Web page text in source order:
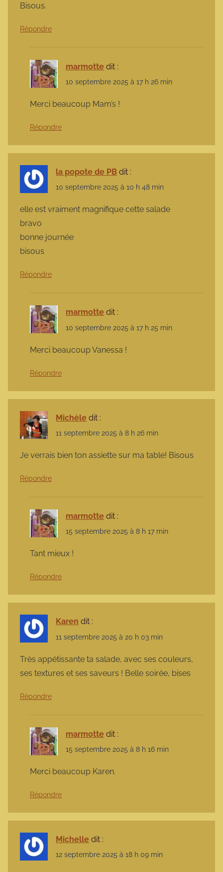
Bisous.
Répondre
marmotte dit :
10 septembre 2025 à 17 h 26 min
Merci beaucoup Mam’s !
Répondre
la popote de PB dit :
10 septembre 2025 à 10 h 48 min
elle est vraiment magnifique cette salade
bravo
bonne journée
bisous
Répondre
marmotte dit :
10 septembre 2025 à 17 h 25 min
Merci beaucoup Vanessa !
Répondre
Michèle dit :
11 septembre 2025 à 8 h 26 min
Je verrais bien ton assiette sur ma table! Bisous
Répondre
marmotte dit :
15 septembre 2025 à 8 h 17 min
Tant mieux !
Répondre
Karen dit :
11 septembre 2025 à 20 h 03 min
Très appétissante ta salade, avec ses couleurs,
ses textures et ses saveurs ! Belle soirée, bises
Répondre
marmotte dit :
15 septembre 2025 à 8 h 16 min
Merci beaucoup Karen.
Répondre
Michelle dit :
12 septembre 2025 à 18 h 09 min